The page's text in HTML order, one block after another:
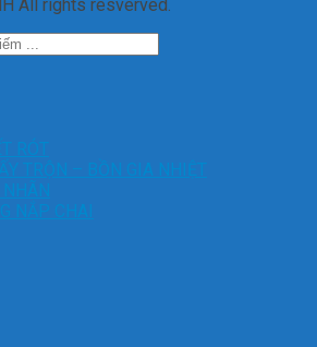
All rights resverved.
RÓT
TRỘN – BỒN GIA NHIỆT
NẮP CHAI